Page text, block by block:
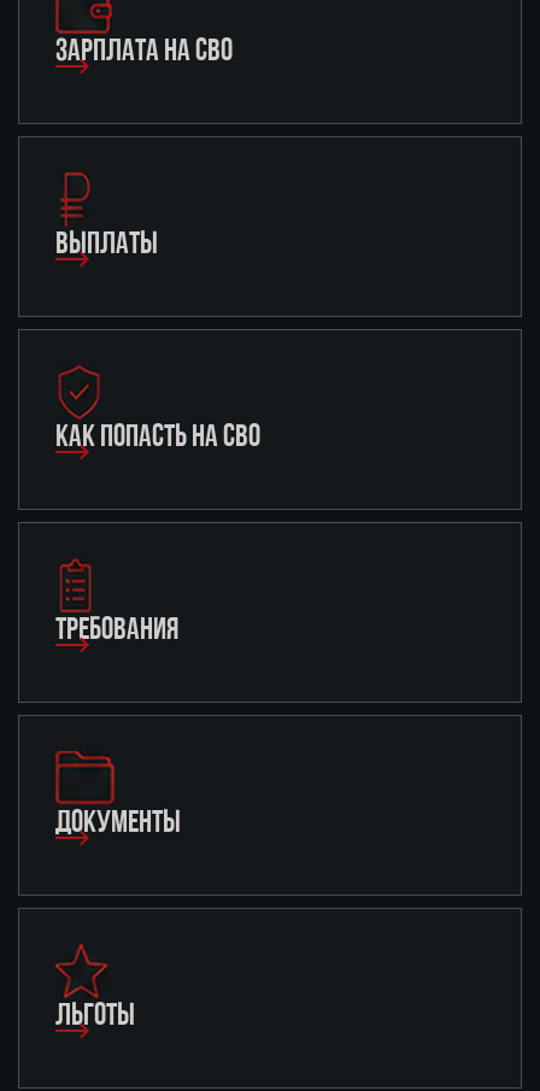
ЗАРПЛАТА НА СВО
ВЫПЛАТЫ
КАК ПОПАСТЬ НА СВО
ТРЕБОВАНИЯ
ДОКУМЕНТЫ
ЛЬГОТЫ